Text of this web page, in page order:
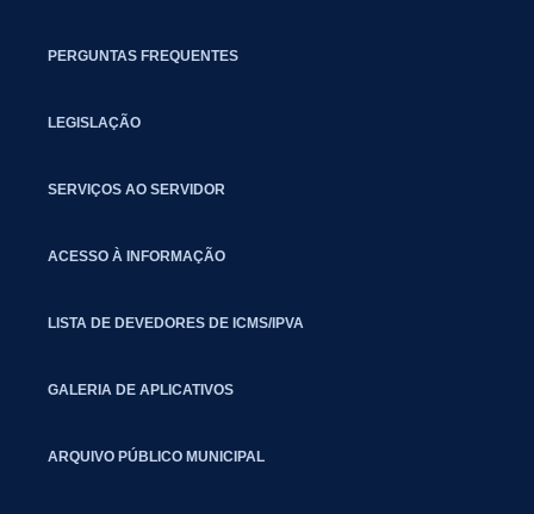
PERGUNTAS FREQUENTES
LEGISLAÇÃO
SERVIÇOS AO SERVIDOR
ACESSO À INFORMAÇÃO
LISTA DE DEVEDORES DE ICMS/IPVA
GALERIA DE APLICATIVOS
ARQUIVO PÚBLICO MUNICIPAL